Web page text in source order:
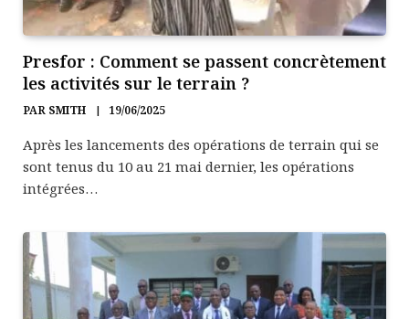
Presfor : Comment se passent concrètement
les activités sur le terrain ?
PAR SMITH 19/06/2025
Après les lancements des opérations de terrain qui se
sont tenus du 10 au 21 mai dernier, les opérations
intégrées…